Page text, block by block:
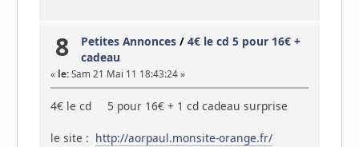
8 Petites Annonces /4€ le cd 5 pour 16€ +
cadeau
« le:Sam 21 Mai 11 18:43:24 »
4€ le cd 5 pour 16€ + 1 cd cadeau surprise
le site : http://aorpaul.monsite-orange.fr/